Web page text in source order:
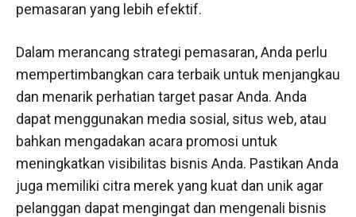
pemasaran yang lebih efektif.
Dalam merancang strategi pemasaran, Anda perlu
mempertimbangkan cara terbaik untuk menjangkau
dan menarik perhatian target pasar Anda. Anda
dapat menggunakan media sosial, situs web, atau
bahkan mengadakan acara promosi untuk
meningkatkan visibilitas bisnis Anda. Pastikan Anda
juga memiliki citra merek yang kuat dan unik agar
pelanggan dapat mengingat dan mengenali bisnis